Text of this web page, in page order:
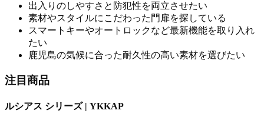
出入りのしやすさと防犯性を両立させたい
素材やスタイルにこだわった門扉を探している
スマートキーやオートロックなど最新機能を取り入れ
たい
鹿児島の気候に合った耐久性の高い素材を選びたい
注目商品
ルシアス シリーズ | YKKAP